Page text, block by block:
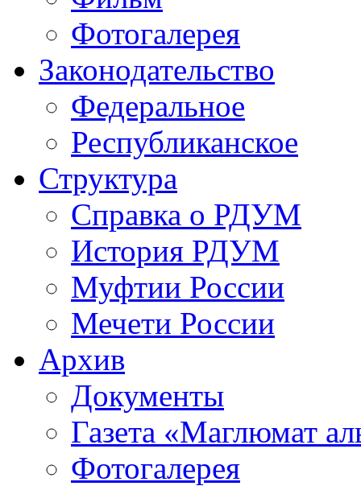
Фотогалерея
Законодательство
Федеральное
Республиканское
Структура
Справка о РДУМ
История РДУМ
Муфтии России
Мечети России
Архив
Документы
Газета «Маглюмат
Фотогалерея